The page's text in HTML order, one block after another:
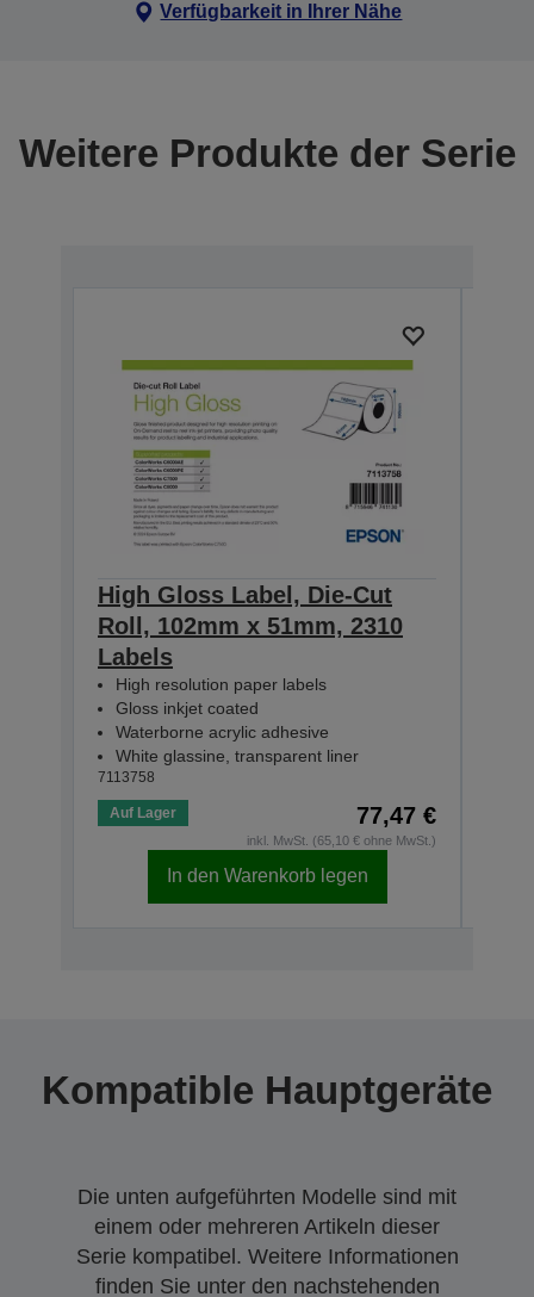
Verfügbarkeit in Ihrer Nähe
Weitere Produkte der Serie
High Gloss Label, Die-Cut
Roll, 102mm x 51mm, 2310
Labels
High resolution paper labels
Gloss inkjet coated
Waterborne acrylic adhesive
White glassine, transparent liner
7113758
Auf Lager 77,47 €
inkl. MwSt. (65,10 € ohne MwSt.)
In den Warenkorb legen
Kompatible Hauptgeräte
Die unten aufgeführten Modelle sind mit
einem oder mehreren Artikeln dieser
Serie kompatibel. Weitere Informationen
finden Sie unter den nachstehenden